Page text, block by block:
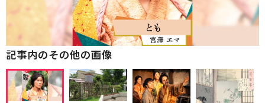
記事内のその他の画像